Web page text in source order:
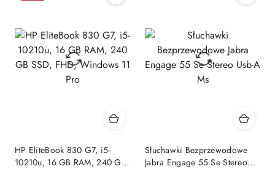
przed
obniżką
przed
obniżką
HP EliteBook 830 G7, i5-
10210u, 16 GB RAM, 240 GB
Słuchawki Bezprzewodowe
Jabra Engage 55 Se Stereo